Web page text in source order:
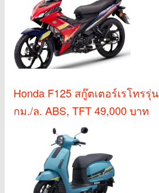
Honda F125 สกู๊ตเตอร์เรโทร
กม./ล. ABS, TFT 49,000 บาท